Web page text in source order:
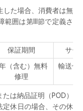
した場合、消費者は無
範囲は第III節で定義さ
保証期間
サー
（含む）無料
修理
輸送修
は納品証明（POD）
定休日の場合、その休